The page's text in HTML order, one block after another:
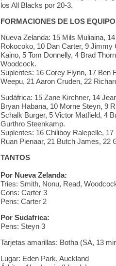
los All Blacks por 20-3.
FORMACIONES DE LOS
Nueva Zelanda: 15 Mils Muliaina,
Rokocoko, 10 Dan Carter, 9
Kaino, 5 Tom Donnelly, 4 Brad
Woodcock.
Suplentes: 16 Corey Flynn, 17 Ben
Weepu, 21 Aaron Cruden, 22
Sudáfrica: 15 Zane Kirchner, 14
Bryan Habana, 10 Morne Steyn, 9
Schalk Burger, 5 Victor Matfield, 4
Gurthro Steenkamp.
Suplentes: 16 Chiliboy Ralepelle,
Ruan Pienaar, 21 Butch James, 22
TANTOS
Por Nueva Zelanda:
Tries: Smith, Nonu, Read,
Cons: Carter 3
Pens: Carter 2
Por Sudafrica:
Pens: Steyn 3
Tarjetas amarillas: Botha (SA, 13
Lugar: Eden Park, Auckland